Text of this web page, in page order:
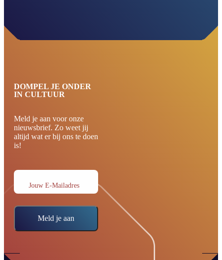
DOMPEL JE ONDER
IN CULTUUR
Meld je aan voor onze
nieuwsbrief. Zo weet jij
altijd wat er bij ons te doen
is!
Jouw E-Mailadres
Meld je aan